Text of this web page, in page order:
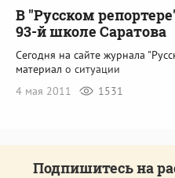
В "Русском
93-й школе Саратова
Сегодня на сайте журнала
материал о ситуации
4 мая 2011
1531
Подпишитесь на